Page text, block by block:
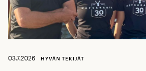
03.7.2026 HYVÄN TEKIJÄT